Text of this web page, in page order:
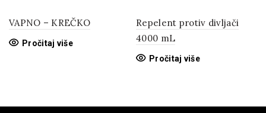
VAPNO – KREČKO
Pročitaj više
Repelent protiv divljači
4000 mL
Pročitaj više